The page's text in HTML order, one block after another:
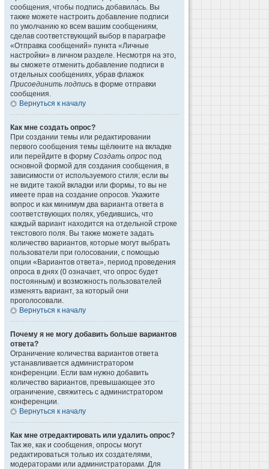
сообщения, чтобы подпись добавилась. Вы
также можете настроить добавление подписи
по умолчанию ко всем вашим сообщениям,
сделав соответствующий выбор в параграфе
«Отправка сообщений» пункта «Личные
настройки» в личном разделе. Несмотря на это,
вы сможете отменить добавление подписи в
отдельных сообщениях, убрав флажок
Присоединить подпись в форме отправки
сообщения.
Вернуться к началу
Как мне создать опрос?
При создании темы или редактировании
первого сообщения темы щёлкните на вкладке
или перейдите в форму Создать опрос под
основной формой для создания сообщения, в
зависимости от используемого стиля; если вы
не видите такой вкладки или формы, то вы не
имеете прав на создание опросов. Укажите
вопрос и как минимум два варианта ответа в
соответствующих полях, убедившись, что
каждый вариант находится на отдельной строке
текстового поля. Вы также можете задать
количество вариантов, которые могут выбрать
пользователи при голосовании, с помощью
опции «Вариантов ответа», период проведения
опроса в днях (0 означает, что опрос будет
постоянным) и возможность пользователей
изменять вариант, за который они
проголосовали.
Вернуться к началу
Почему я не могу добавить больше вариантов
ответа?
Ограничение количества вариантов ответа
устанавливается администратором
конференции. Если вам нужно добавить
количество вариантов, превышающее это
ограничение, свяжитесь с администратором
конференции.
Вернуться к началу
Как мне отредактировать или удалить опрос?
Так же, как и сообщения, опросы могут
редактироваться только их создателями,
модераторами или администраторами. Для